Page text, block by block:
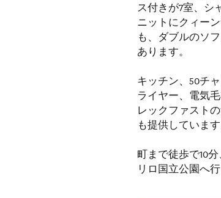
ス付きが7室、シ
ニットにクィー
も、ダブルのソ
あります。
キッチン、50チ
ライヤー、電気
レックファスト
も提供していま
町まで徒歩で10
リロ国立公園へ